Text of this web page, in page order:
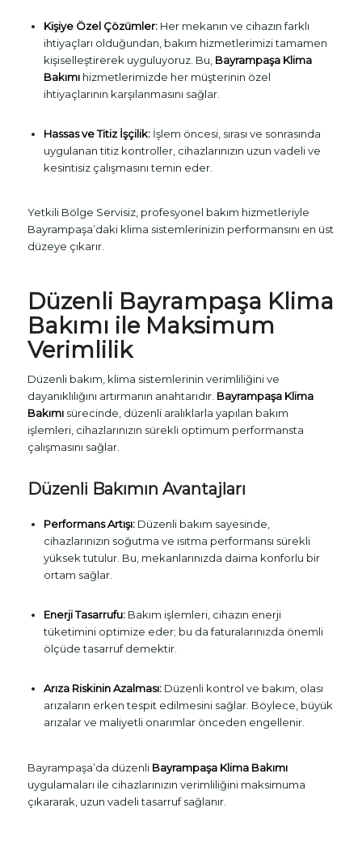
Kişiye Özel Çözümler:Her mekanın ve cihazın farklı
ihtiyaçları olduğundan, bakım hizmetlerimizi tamamen
kişiselleştirerek uyguluyoruz. Bu, Bayrampaşa Klima
Bakımıhizmetlerimizde her müşterinin özel
ihtiyaçlarının karşılanmasını sağlar.
Hassas ve Titiz İşçilik:İşlem öncesi, sırası ve sonrasında
uygulanan titiz kontroller, cihazlarınızın uzun vadeli ve
kesintisiz çalışmasını temin eder.
Yetkili Bölge Servisiz, profesyonel bakım hizmetleriyle
Bayrampaşa’daki klima sistemlerinizin performansını en üst
düzeye çıkarır.
Düzenli Bayrampaşa Klima
Bakımı ile Maksimum
Verimlilik
Düzenli bakım, klima sistemlerinin verimliliğini ve
dayanıklılığını artırmanın anahtarıdır. Bayrampaşa Klima
Bakımısürecinde, düzenli aralıklarla yapılan bakım
işlemleri, cihazlarınızın sürekli optimum performansta
çalışmasını sağlar.
Düzenli Bakımın Avantajları
Performans Artışı:Düzenli bakım sayesinde,
cihazlarınızın soğutma ve ısıtma performansı sürekli
yüksek tutulur. Bu, mekanlarınızda daima konforlu bir
ortam sağlar.
Enerji Tasarrufu:Bakım işlemleri, cihazın enerji
tüketimini optimize eder; bu da faturalarınızda önemli
ölçüde tasarruf demektir.
Arıza Riskinin Azalması:Düzenli kontrol ve bakım, olası
arızaların erken tespit edilmesini sağlar. Böylece, büyük
arızalar ve maliyetli onarımlar önceden engellenir.
Bayrampaşa’da düzenli Bayrampaşa Klima Bakımı
uygulamaları ile cihazlarınızın verimliliğini maksimuma
çıkararak, uzun vadeli tasarruf sağlanır.